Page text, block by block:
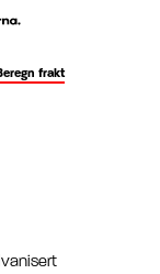
frakt